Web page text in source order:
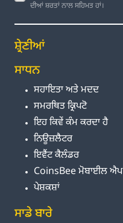
ਦੀਆਂ ਸ਼ਰਤਾਂ ਨਾਲ ਸਹਿਮਤ ਹਾਂ।
ਸ਼੍ਰੇਣੀਆਂ
ਸਾਧਨ
ਸਹਾਇਤਾ ਅਤੇ ਮਦਦ
ਸਮਰਥਿਤ ਕ੍ਰਿਪਟੋ
ਇਹ ਕਿਵੇਂ ਕੰਮ ਕਰਦਾ ਹੈ
ਨਿਊਜ਼ਲੈਟਰ
ਇਵੈਂਟ ਕੈਲੰਡਰ
CoinsBee ਮੋਬਾਈਲ ਐਪ
ਪੇਸ਼ਕਸ਼ਾਂ
ਸਾਡੇ ਬਾਰੇ